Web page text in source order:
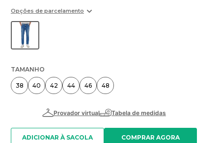
Opções de parcelamento
TAMANHO
38 40 42 44 46 48
ADICIONAR À SACOLA